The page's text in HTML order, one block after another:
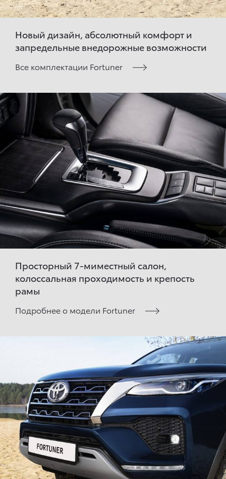
Новый дизайн, абсолютный комфорт и
запредельные внедорожные возможности
Все комплектации Fortuner
Просторный 7-миместный салон,
колоссальная проходимость и крепость
рамы
Подробнее о модели Fortuner